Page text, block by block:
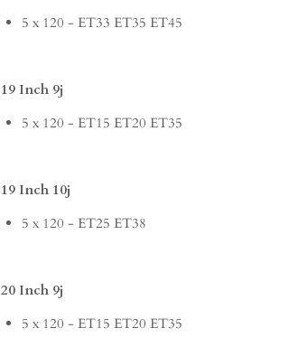
5 x 120 - ET33 ET35 ET45
19 Inch 9j
5 x 120 - ET15 ET20 ET35
19 Inch 10j
5 x 120 - ET25 ET38
20 Inch 9j
5 x 120 - ET15 ET20 ET35